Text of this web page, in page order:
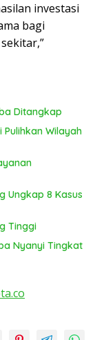
investasi
bagi
Ditangkap
Wilayah
Ungkap 8 Kasus
Tinggi
Nyanyi Tingkat